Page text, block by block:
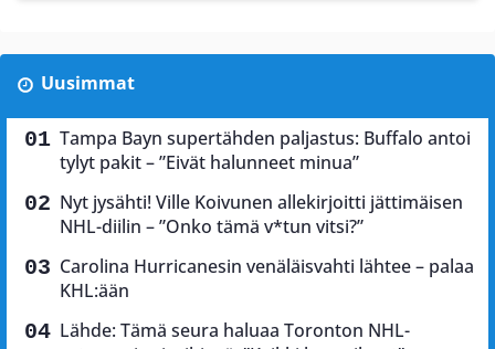
Uusimmat
Tampa Bayn supertähden paljastus: Buffalo antoi
tylyt pakit – ”Eivät halunneet minua”
Nyt jysähti! Ville Koivunen allekirjoitti jättimäisen
NHL-diilin – ”Onko tämä v*tun vitsi?”
Carolina Hurricanesin venäläisvahti lähtee – palaa
KHL:ään
Lähde: Tämä seura haluaa Toronton NHL-